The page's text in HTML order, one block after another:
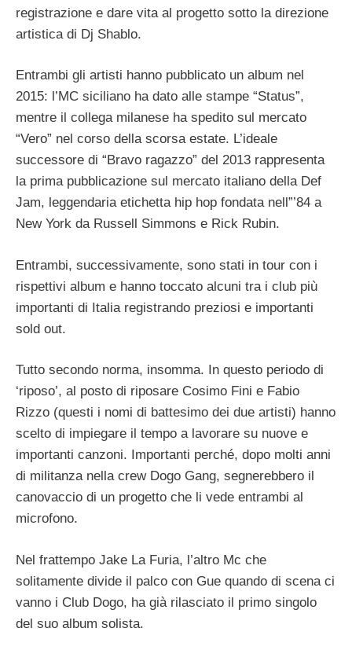
registrazione e dare vita al progetto sotto la direzione
artistica di Dj Shablo.
Entrambi gli artisti hanno pubblicato un album nel
2015: l’MC siciliano ha dato alle stampe “Status”,
mentre il collega milanese ha spedito sul mercato
“Vero” nel corso della scorsa estate. L’ideale
successore di “Bravo ragazzo” del 2013 rappresenta
la prima pubblicazione sul mercato italiano della Def
Jam, leggendaria etichetta hip hop fondata nell”’84 a
New York da Russell Simmons e Rick Rubin.
Entrambi, successivamente, sono stati in tour con i
rispettivi album e hanno toccato alcuni tra i club più
importanti di Italia registrando preziosi e importanti
sold out.
Tutto secondo norma, insomma. In questo periodo di
‘riposo’, al posto di riposare Cosimo Fini e Fabio
Rizzo (questi i nomi di battesimo dei due artisti) hanno
scelto di impiegare il tempo a lavorare su nuove e
importanti canzoni. Importanti perché, dopo molti anni
di militanza nella crew Dogo Gang, segnerebbero il
canovaccio di un progetto che li vede entrambi al
microfono.
Nel frattempo Jake La Furia, l’altro Mc che
solitamente divide il palco con Gue quando di scena ci
vanno i Club Dogo, ha già rilasciato il primo singolo
del suo album solista.